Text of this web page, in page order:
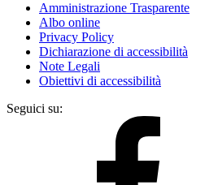
Amministrazione Trasparente
Albo online
Privacy Policy
Dichiarazione di accessibilità
Note Legali
Obiettivi di accessibilità
Seguici su: